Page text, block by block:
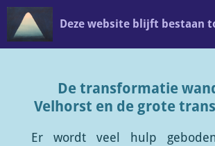
direct
naar
hoofdinhoudDe transformatie
Velhorst en de grote
Er wordt veel hulp